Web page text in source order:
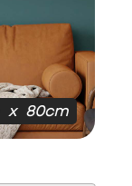
x 80cm